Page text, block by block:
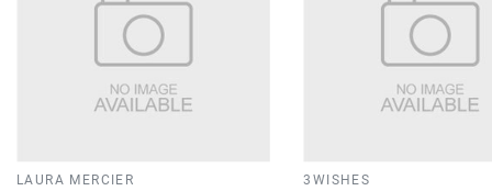
LAURA MERCIER 3WISHES